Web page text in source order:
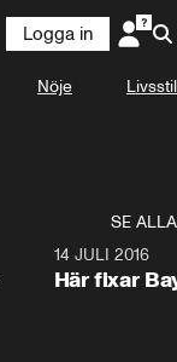
Logga in
Nöje Livsstil
SE ALLA
14 JULI 2016
Här fixar